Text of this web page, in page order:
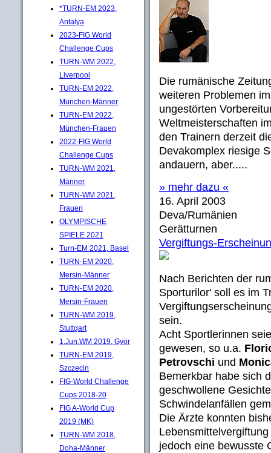
*TURN-EM 2023,
Antalya
2023-FIG World
Challenge Cups
TURN-WM 2022,
Liverpool
TURN-EM 2022,
München-Männer
TURN-EM 2022,
München-Frauen
2022-FIG World
Challenge Cups
TURN-WM 2021,
Männer
TURN-WM 2021,
Frauen
OLYMPISCHE
SPIELE 2021
Turn-EM 2021, Basel
TURN-EM 2020,
Mersin-Männer
TURN-EM 2020,
Mersin-Frauen
TURN-WM 2019,
Stuttgart
1.Jun.WM 2019, Györ
TURN-EM 2019,
Szczecin
FIG-World Challenge
Cups 2018-20
FIG A-World Cup
2019 (MK)
TURN-WM 2018,
Doha-Männer
Die rumänische
weiteren Problemen
ungestörten
Weltmeisterschaften
den Trainern derzeit
Devakomplex riesige
andauern, aber.....
» mehr dazu «
16. April 2003
Deva/Rumänien
Gerätturnen
Vergiftungs-
Nach Berichten der
Sporturilor' soll es im
sein.
Acht Sportlerinnen
gewesen, so u.a.
Petrovschi und
Bemerkbar habe sich
geschwollene
Schwindelanfällen
Die Ärzte konnten
jedoch eine bewusste